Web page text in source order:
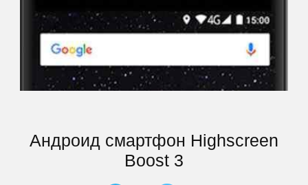
Андроид смартфон Highscreen
Boost 3